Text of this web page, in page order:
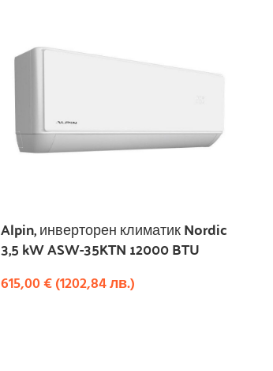
Alpin, инверторен климатик Nordic
3,5 kW ASW-35KTN 12000 BTU
615,00€(1202,84лв.)